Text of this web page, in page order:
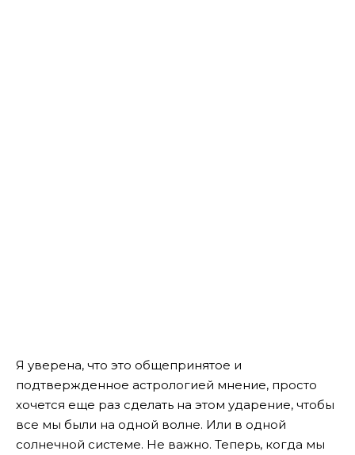
Я уверена, что это общепринятое и
подтвержденное астрологией мнение, просто
хочется еще раз сделать на этом ударение, чтобы
все мы были на одной волне. Или в одной
солнечной системе. Не важно. Теперь, когда мы